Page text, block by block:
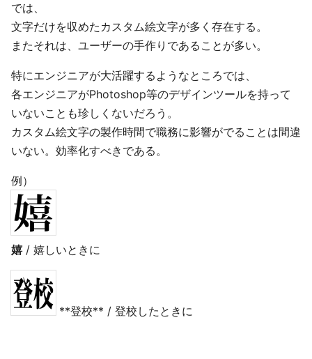
では、
文字だけを収めたカスタム絵文字が多く存在する。
またそれは、ユーザーの手作りであることが多い。
特にエンジニアが大活躍するようなところでは、
各エンジニアがPhotoshop等のデザインツールを持って
いないことも珍しくないだろう。
カスタム絵文字の製作時間で職務に影響がでることは間違
いない。効率化すべきである。
例）
嬉/ 嬉しいときに
**登校** / 登校したときに